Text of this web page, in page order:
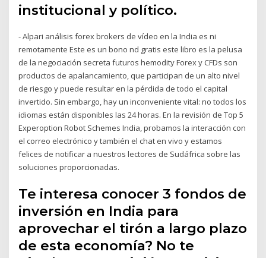
institucional y político.
- Alpari análisis forex brokers de vídeo en la India es ni
remotamente Este es un bono nd gratis este libro es la pelusa
de la negociación secreta futuros hemodity Forex y CFDs son
productos de apalancamiento, que participan de un alto nivel
de riesgo y puede resultar en la pérdida de todo el capital
invertido. Sin embargo, hay un inconveniente vital: no todos los
idiomas están disponibles las 24 horas. En la revisión de Top 5
Experoption Robot Schemes India, probamos la interacción con
el correo electrónico y también el chat en vivo y estamos
felices de notificar a nuestros lectores de Sudáfrica sobre las
soluciones proporcionadas.
Te interesa conocer 3 fondos de
inversión en India para
aprovechar el tirón a largo plazo
de esta economía? No te